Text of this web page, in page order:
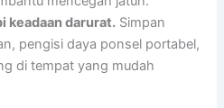
keadaan darurat. Simpan
pengisi daya ponsel portabel,
di tempat yang mudah